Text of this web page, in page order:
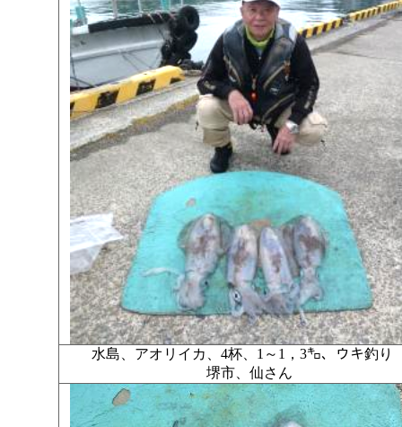
水島、アオリイカ、4杯、1～1，3㌔、ウキ釣
堺市、仙さん